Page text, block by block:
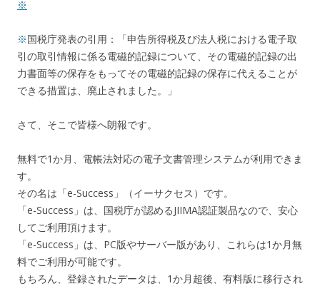
※
※国税庁発表の引用：「申告所得税及び法人税における電子取
引の取引情報に係る電磁的記録について、その電磁的記録の出
力書面等の保存をもってその電磁的記録の保存に代えることが
できる措置は、廃止されました。
」
さて、そこで皆様へ朗報です。
無料で1か月、電帳法対応の電子文書管理システムが利用できま
す。
その名は「e-Success」（イーサクセス）です。
「e-Success」は、国税庁が認めるJIIMA認証製品なので、安心
してご利用頂けます。
「e-Success」は、PC版やサーバー版があり、これらは1か月無
料でご利用が可能です。
もちろん、登録されたデータは、1か月超後、有料版に移行され